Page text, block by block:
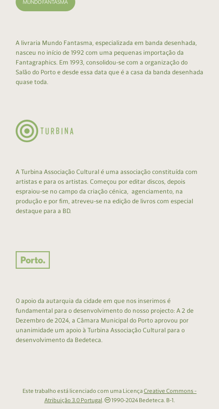
A livraria Mundo Fantasma, especializada em banda desenhada,
nasceu no início de 1992 com uma pequenas importação da
Fantagraphics. Em 1993, consolidou-se com a organização do
Salão do Porto e desde essa data que é a casa da banda desenhada
quase toda.
A Turbina Associação Cultural é uma associação constituída com
artistas e para os artistas. Começou por editar discos, depois
espraiou-se no campo da criação cénica, agenciamento, na
produção e por fim, atreveu-se na edição de livros com especial
destaque para a BD.
O apoio da autarquia da cidade em que nos inserimos é
fundamental para o desenvolvimento do nosso projecto: A 2 de
Dezembro de 2024, a Câmara Municipal do Porto aprovou por
unanimidade um apoio à Turbina Associação Cultural para o
desenvolvimento da Bedeteca.
Este trabalho está licenciado com uma LicençaCreative Commons -
Atribuição 3.0 Portugal. 1990-2024 Bedeteca. B-1.